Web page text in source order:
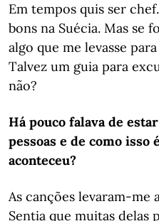
Em tempos quis ser
bons na Suécia. Mas se
algo que me levasse
Talvez um guia para
não?
Há pouco falava de
pessoas e de como isso
aconteceu?
As canções levaram-me
Sentia que muitas delas